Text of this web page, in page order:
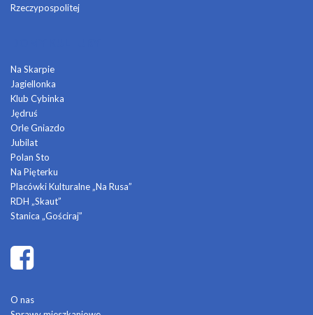
Rzeczypospolitej
Na Skarpie
Jagiellonka
Klub Cybinka
Jędruś
Orle Gniazdo
Jubilat
Polan Sto
Na Pięterku
Placówki Kulturalne „Na Rusa”
RDH „Skaut”
Stanica „Gościraj”
O nas